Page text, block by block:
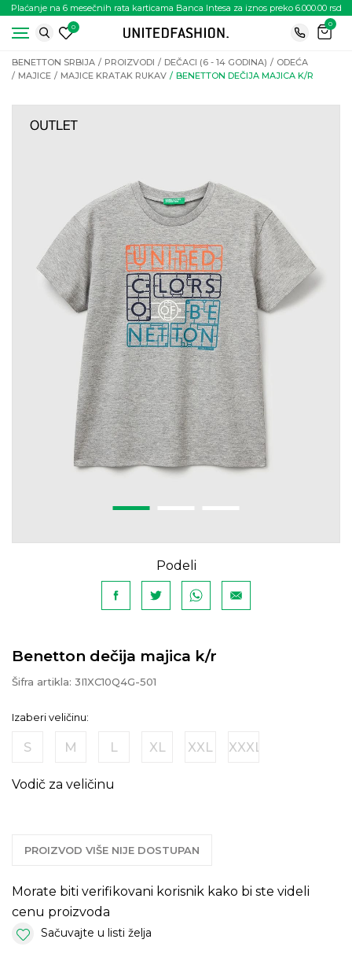
Plaćanje na 6 mesečnih rata karticama Banca Intesa za iznos preko 6.000.00 rsd
0
0
BENETTON SRBIJA PROIZVODI DEČACI (6 - 14 GODINA)
ODEĆA
MAJICE
MAJICE KRATAK RUKAV BENETTON DEČIJA MAJICA K/R
Podeli
Benetton dečija majica k/r
Šifra artikla: 3I1XC10Q4G-501
Izaberi veličinu:
S M L XL XXL XXXL
Vodič za veličinu
PROIZVOD VIŠE NIJE DOSTUPAN
Morate biti verifikovani korisnik kako bi ste videli
cenu proizvoda
Sačuvajte u listi želja